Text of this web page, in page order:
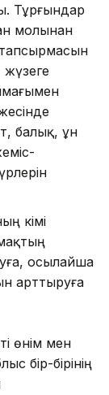
Тұрғындар
молынан
балық, ұн
әкімі
осылайша
арттыруға
өнім мен
бір-бірінің